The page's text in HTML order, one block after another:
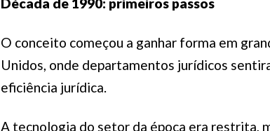
O conceito começou a ganhar forma em
Unidos, onde departamentos jurídicos
eficiência jurídica.
A tecnologia do setor da época era restrita,